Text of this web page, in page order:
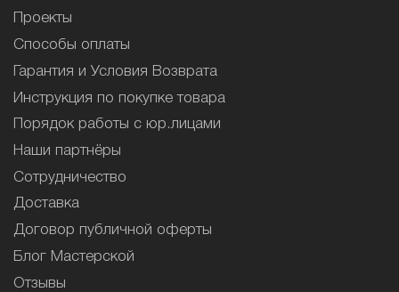
Проекты
Способы оплаты
Гарантия и Условия Возврата
Инструкция по покупке товара
Порядок работы с юр.лицами
Наши партнёры
Сотрудничество
Доставка
Договор публичной оферты
Блог Мастерской
Отзывы